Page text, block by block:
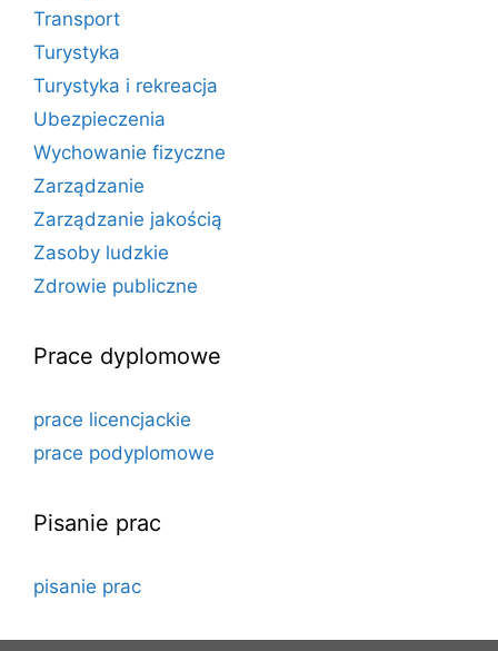
Transport
Turystyka
Turystyka i rekreacja
Ubezpieczenia
Wychowanie fizyczne
Zarządzanie
Zarządzanie jakością
Zasoby ludzkie
Zdrowie publiczne
Prace dyplomowe
prace licencjackie
prace podyplomowe
Pisanie prac
pisanie prac